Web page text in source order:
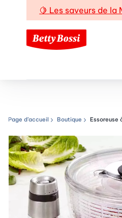
🍋 Les saveurs de la
Chemin de
Page d’accueil Boutique Essoreuse